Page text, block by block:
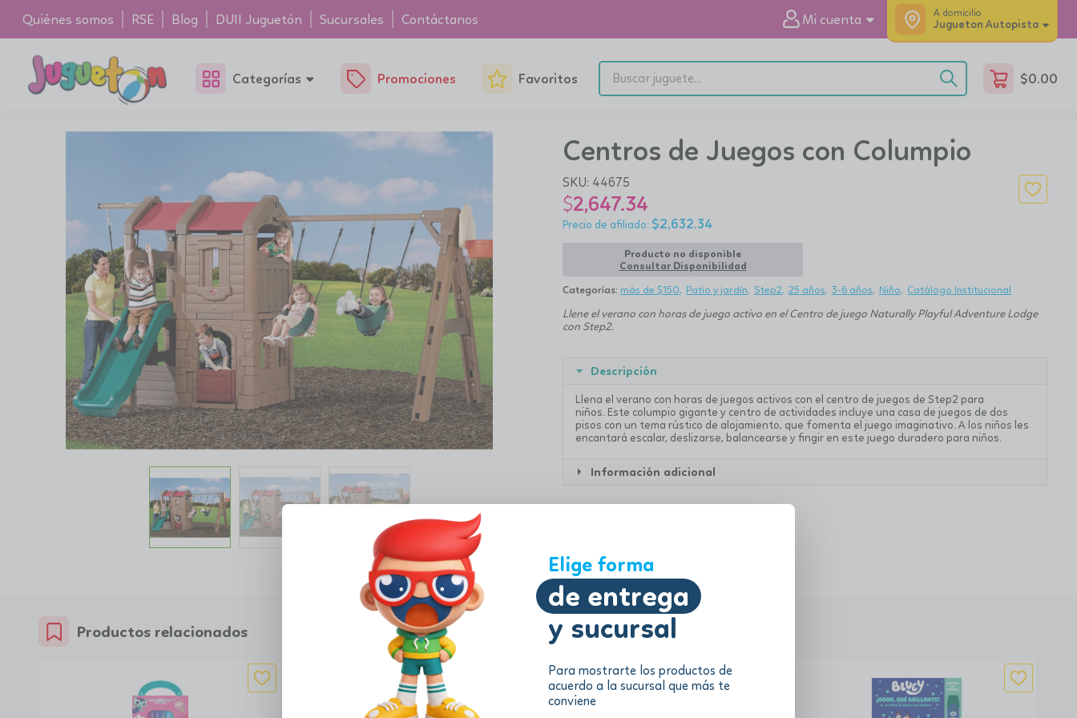
Elige forma
de entrega
y sucursal
Para mostrarte los productos de
acuerdo a la sucursal que más te
conviene
Quiénes somos RSE Blog DUII Juguetón Sucursales Contáctanos Mi cuenta A domicilio
Jugueton Autopista
Categorías Promociones Favoritos $0.00
Centros de Juegos con Columpio
SKU: 44675
$2,647.34
$2,632.34
Producto no disponible
Consultar Disponibilidad
Categorías: más de $150 Patio y jardín Step2 25 años 3-6 años Niño Catálogo Institucional
Llene el verano con horas de juego activo en el Centro de juego Naturally Playful Adventure Lodge
con Step2.
Descripción
Llena el verano con horas de juegos activos con el centro de juegos de Step2 para
niños. Este columpio gigante y centro de actividades incluye una casa de juegos de dos
pisos con un tema rústico de alojamiento, que fomenta el juego imaginativo. A los niños les
encantará escalar, deslizarse, balancearse y fingir en este juego duradero para niños.
Información adicional
Productos relacionados